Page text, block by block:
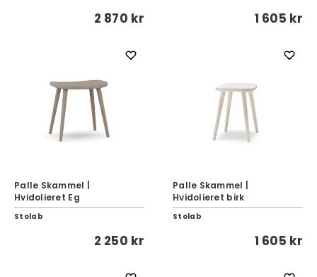
2 870 kr 1 605 kr
Palle Skammel |
Hvidolieret Eg
Stolab
2 250 kr
Palle Skammel |
Hvidolieret birk
Stolab
1 605 kr